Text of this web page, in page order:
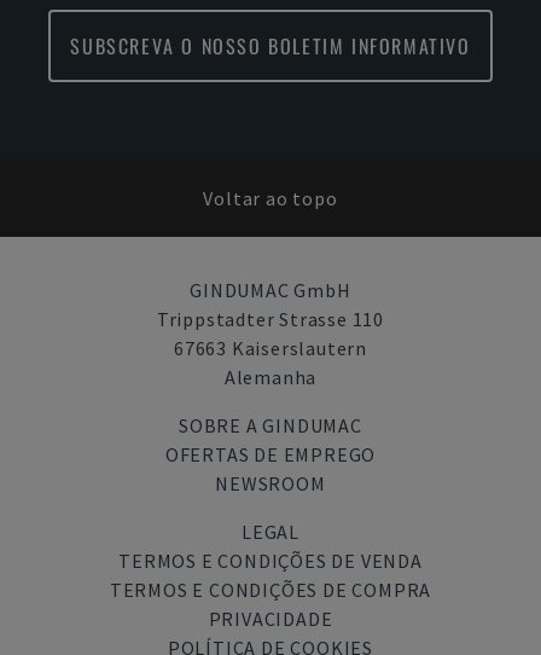
SUBSCREVA O NOSSO BOLETIM INFORMATIVO
Voltar ao topo
GINDUMAC GmbH
Trippstadter Strasse 110
67663 Kaiserslautern
Alemanha
SOBRE A GINDUMAC
OFERTAS DE EMPREGO
NEWSROOM
LEGAL
TERMOS E CONDIÇÕES DE VENDA
TERMOS E CONDIÇÕES DE COMPRA
PRIVACIDADE
POLÍTICA DE COOKIES